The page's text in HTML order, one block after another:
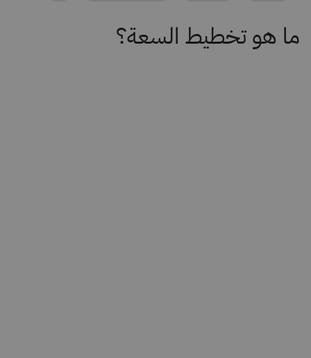
ما هو تخطيط السعة؟